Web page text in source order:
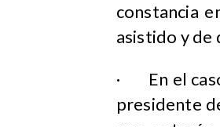
constancia
asistido y de
· En el
presidente